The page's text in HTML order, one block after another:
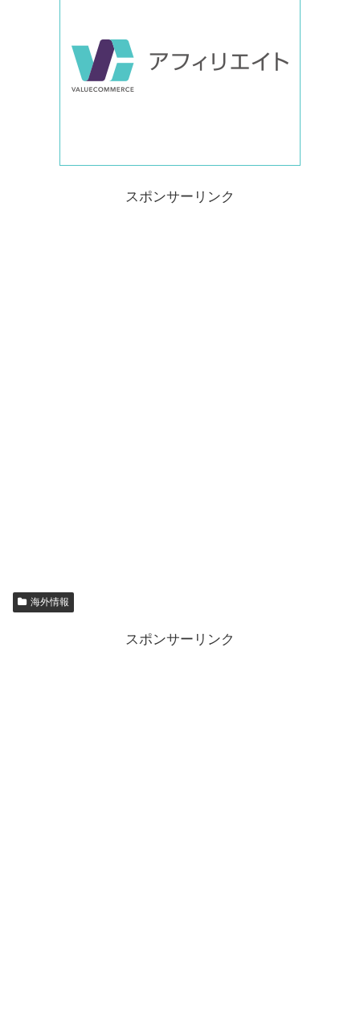
スポンサーリンク
海外情報
スポンサーリンク